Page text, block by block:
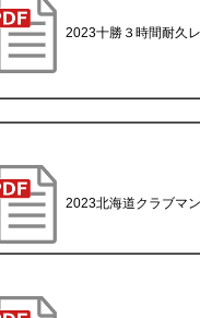
2023十勝３時間耐久
2023北海道クラブマ